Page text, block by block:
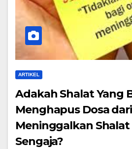
ARTIKEL
Adakah Shalat Yang
Menghapus Dosa dari
Meninggalkan
Sengaja?